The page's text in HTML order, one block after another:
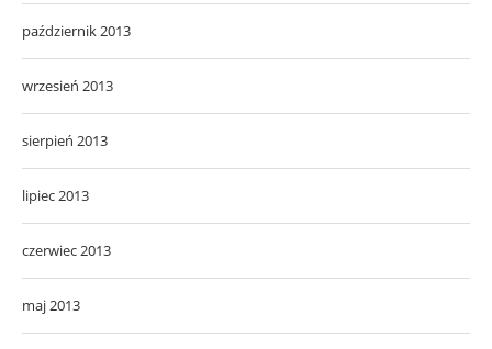
październik 2013
wrzesień 2013
sierpień 2013
lipiec 2013
czerwiec 2013
maj 2013